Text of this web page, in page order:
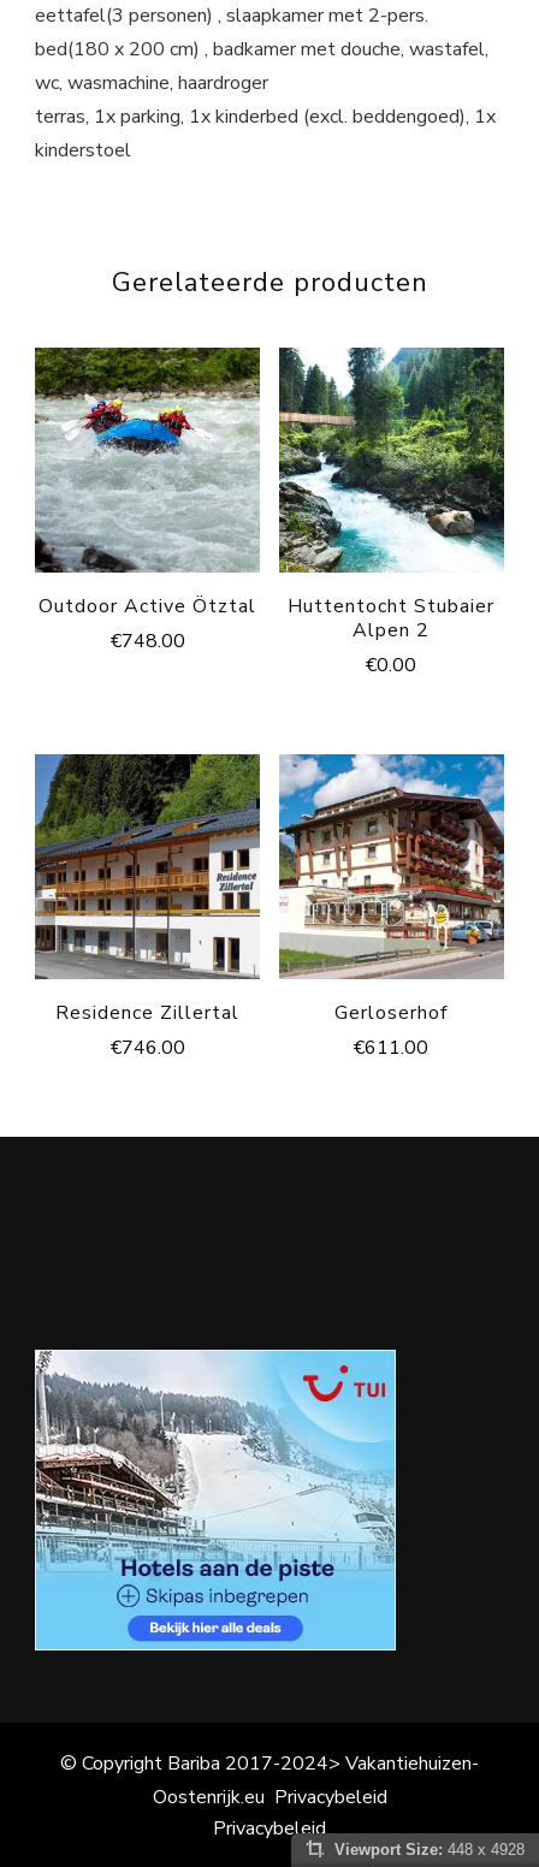
eettafel(3 personen) , slaapkamer met 2-pers.
bed(180 x 200 cm) , badkamer met douche, wastafel,
wc, wasmachine, haardroger
terras, 1x parking, 1x kinderbed (excl. beddengoed), 1x
kinderstoel
Gerelateerde producten
Outdoor Active Ötztal
€748.00
Huttentocht Stubaier
Alpen 2
€0.00
Residence Zillertal
€746.00
Gerloserhof
€611.00
© Copyright Bariba 2017-2024> Vakantiehuizen-
Oostenrijk.eu Privacybeleid
Privacybeleid
Viewport Size: 448 x 4928